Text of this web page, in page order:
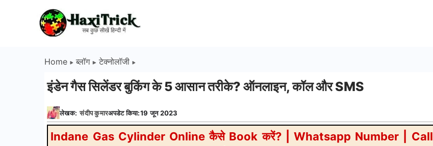
सब
कुछ
जाने
Home ब्लॉग टेक्नोलॉजी
इंडेन गैस सिलेंडर बुकिंग के 5 आसान तरीके? ऑनलाइन, कॉल और SMS
लेखक: संदीप कुमारअपडेट किया:19 जून 2023
Indane Gas Cylinder Online कैसे Book करें? | Whatsapp Number | Call